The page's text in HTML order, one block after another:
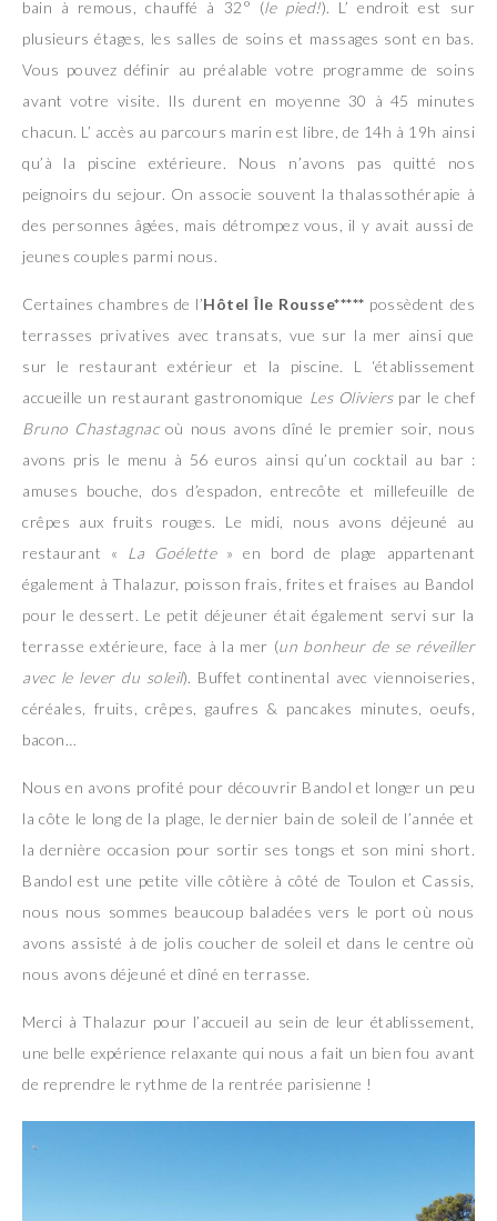
bain à remous, chauffé à 32° (le pied!). L’ endroit est sur
plusieurs étages, les salles de soins et massages sont en bas.
Vous pouvez définir au préalable votre programme de soins
avant votre visite. Ils durent en moyenne 30 à 45 minutes
chacun. L’ accès au parcours marin est libre, de 14h à 19h ainsi
qu’à la piscine extérieure. Nous n’avons pas quitté nos
peignoirs du sejour. On associe souvent la thalassothérapie à
des personnes âgées, mais détrompez vous, il y avait aussi de
jeunes couples parmi nous.
Certaines chambres de l’Hôtel Île Rousse***** possèdent des
terrasses privatives avec transats, vue sur la mer ainsi que
sur le restaurant extérieur et la piscine. L ‘établissement
accueille un restaurant gastronomique Les Olivierspar le chef
Bruno Chastagnacoù nous avons dîné le premier soir, nous
avons pris le menu à 56 euros ainsi qu’un cocktail au bar :
amuses bouche, dos d’espadon, entrecôte et millefeuille de
crêpes aux fruits rouges. Le midi, nous avons déjeuné au
restaurant « La Goélette» en bord de plage appartenant
également à Thalazur, poisson frais, frites et fraises au Bandol
pour le dessert. Le petit déjeuner était également servi sur la
terrasse extérieure, face à la mer (un bonheur de se réveiller
avec le lever du soleil). Buffet continental avec viennoiseries,
céréales, fruits, crêpes, gaufres & pancakes minutes, oeufs,
bacon…
Nous en avons profité pour découvrir Bandol et longer un peu
la côte le long de la plage, le dernier bain de soleil de l’année et
la dernière occasion pour sortir ses tongs et son mini short.
Bandol est une petite ville côtière à côté de Toulon et Cassis,
nous nous sommes beaucoup baladées vers le port où nous
avons assisté à de jolis coucher de soleil et dans le centre où
nous avons déjeuné et dîné en terrasse.
Merci à Thalazur pour l’accueil au sein de leur établissement,
une belle expérience relaxante qui nous a fait un bien fou avant
de reprendre le rythme de la rentrée parisienne !